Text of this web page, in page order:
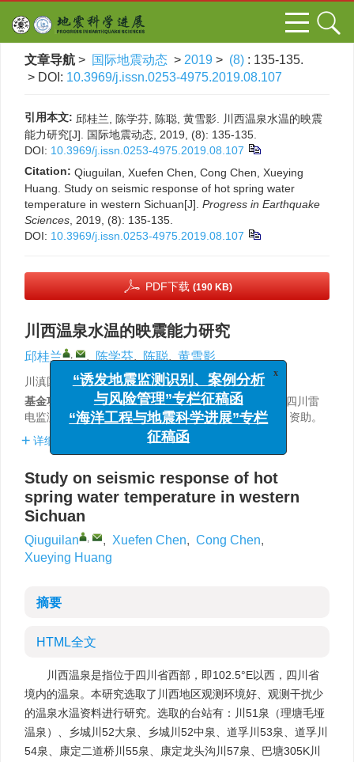
文章导航 > 国际地震动态 > 2019 > (8) : 135-135.
> DOI: 10.3969/j.issn.0253-4975.2019.08.107
引用本文: 邱桂兰, 陈学芬, 陈聪, 黄雪影. 川西温泉水温的映震
能力研究[J]. 国际地震动态, 2019, (8): 135-135.
DOI: 10.3969/j.issn.0253-4975.2019.08.107
Citation: Qiuguilan, Xuefen Chen, Cong Chen, Xueying
Huang. Study on seismic response of hot spring water
temperature in western Sichuan[J]. Progress in Earthquake
Sciences , 2019, (8): 135-135.
DOI: 10.3969/j.issn.0253-4975.2019.08.107
PDF下载 (190 KB)
川西温泉水温的映震能力研究
邱桂兰 , , 陈学芬, 陈聪, 黄雪影
川滇国家地震预报实验场四川分中心，成都 610041
基金项目:
四川省科学技术厅应用基础研究项目《基于四川雷
电监测网的地震前兆静电信息研究》（18YYJC0599）资助。
详细信息
Study on seismic response of hot
spring water temperature in western
Sichuan
Qiuguilan , , Xuefen Chen, Cong Chen,
Xueying Huang
摘要
HTML全文
川西温泉是指位于四川省西部，即102.5°E以西，四川省
境内的温泉。本研究选取了川西地区观测环境好、观测干扰少
的温泉水温资料进行研究。选取的台站有：川51泉（理塘毛垭
温泉）、乡城川52大泉、乡城川52中泉、道孚川53泉、道孚川
54泉、康定二道桥川55泉、康定龙头沟川57泉、巴塘305K川
x
“诱发地震监测识别、案例分析
与风险管理”专栏征稿函
“海洋工程与地震科学进展”专栏
征稿函